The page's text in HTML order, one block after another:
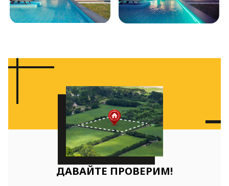
ДАВАЙТЕ ПРОВЕРИМ!